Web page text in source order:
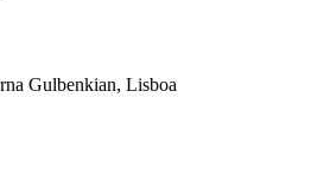
Gulbenkian, Lisboa